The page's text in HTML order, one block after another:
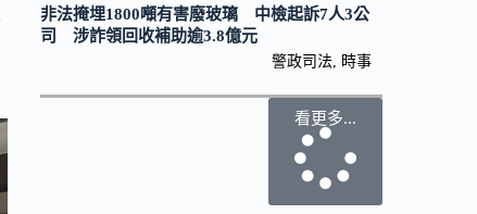
非法掩埋1800噸有害廢玻璃 中檢起訴7人3公
司 涉詐領回收補助逾3.8億元
警政司法, 時事
看更多...